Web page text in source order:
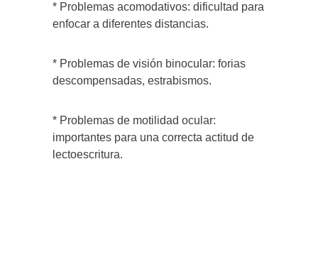
* Problemas acomodativos: dificultad para
enfocar a diferentes distancias.
* Problemas de visión binocular: forias
descompensadas, estrabismos.
* Problemas de motilidad ocular:
importantes para una correcta actitud de
lectoescritura.